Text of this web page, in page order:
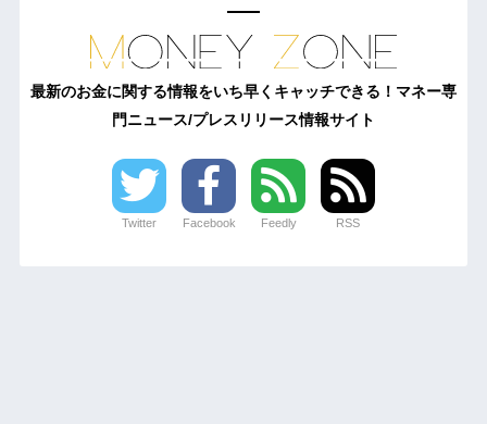
最新のお金に関する情報をいち早くキャッチできる！マネー専
門ニュース/プレスリリース情報サイト
Twitter Facebook Feedly RSS